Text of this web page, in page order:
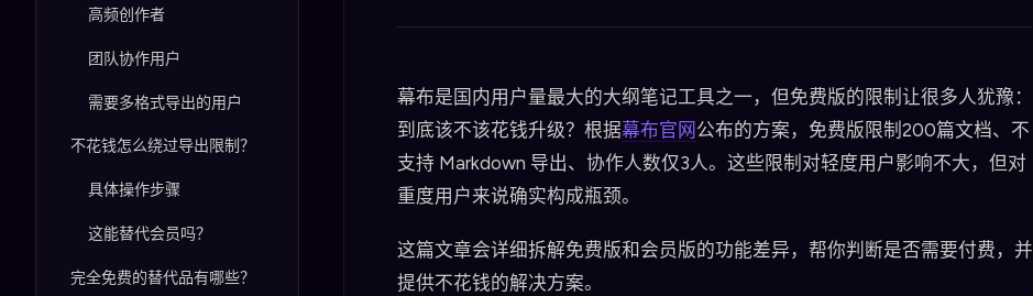
高频创作者
团队协作用户
需要多格式导出的用户
不花钱怎么绕过导出限制？
具体操作步骤
这能替代会员吗？
完全免费的替代品有哪些？
幕布是国内用户量最大的大纲笔记工具之一，但免费版的限制让很多人犹豫：
到底该不该花钱升级？根据幕布官网 公布的方案，免费版限制200篇文档、不
支持 Markdown 导出、协作人数仅3人。这些限制对轻度用户影响不大，但对
重度用户来说确实构成瓶颈。
这篇文章会详细拆解免费版和会员版的功能差异，帮你判断是否需要付费，并
提供不花钱的解决方案。